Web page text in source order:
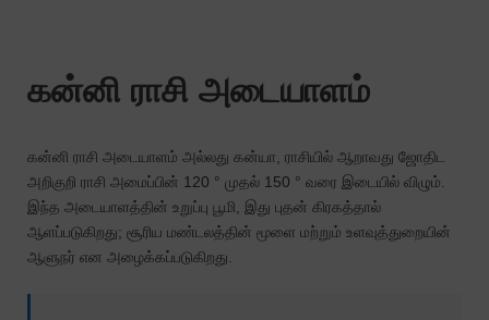
கன்னி ராசி அடையாளம்
கன்னி ராசி அடையாளம் அல்லது கன்யா, ராசியில் ஆறாவது ஜோதிட
அறிகுறி ராசி அமைப்பின் 120 ° முதல் 150 ° வரை இடையில் விழும்.
இந்த அடையாளத்தின் உறுப்பு பூமி, இது புதன் கிரகத்தால்
ஆளப்படுகிறது; சூரிய மண்டலத்தின் மூளை மற்றும் உளவுத்துறையின்
ஆளுநர் என அழைக்கப்படுகிறது.